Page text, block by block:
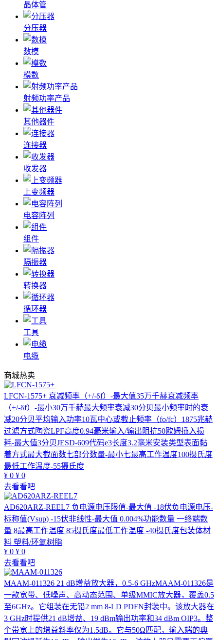
晶体管
分压器
数模
模数
射频功率产品
其他器件
连接器
收发器
上变频器
电容阵列
组件
隔振器
转换器
循环器
工具
电缆
商城热卖
LFCN-1575+ 衰减频率（+/-δf）-最大值35万千赫衰减频率
（+/-δf）-最小30万千赫最大频率衰减30分贝最小频率时的衰
减20分贝平均输入功率10瓦中心或截止频率（fo/fc）1875兆赫
过滤方式陶瓷LPF高度0.94毫米输入/输出阻抗50欧姆插入损
耗-最大值3分贝JESD-609代码e3长度3.2毫米安装类型表面黏
着方式最大截面数七部分数量-最小七最高工作温度100摄氏度
最低工作温度-55摄氏度
¥ 0 ¥ 0
去看看吧
AD620ARZ-REEL7 负电源电压限值-最大值 -18伏负电源电压-
标称值(Vsup) -15伏非线性-最大值 0.004%功能数量 一终端数
量 8最高工作温度 85摄氏度最低工作温度 -40摄氏度包装体材
料 塑料/环氧树脂
¥ 0 ¥ 0
去看看吧
MAAM-011326 21 dB增益放大器，0.5-6 GHzMAAM-011326是
一款宽带、低噪声、高动态范围、单级MMIC放大器，覆盖0.5
至6GHz。它组装在无铅2 mm 8-LD PDFN封装中。该放大器在
3 GHz时提供21 dB增益、19 dBm输出功率和34 dBm OIP3。整
个带宽上的增益斜率仅为1.5dB。它与50Ω匹配，输入端的典